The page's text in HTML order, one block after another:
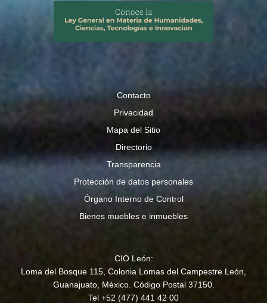
Contacto
Privacidad
Mapa del Sitio
Directorio
Transparencia
Protección de datos personales
Órgano Interno de Control
Bienes muebles e inmuebles
CIO León:
Loma del Bosque 115, Colonia Lomas del Campestre León,
Guanajuato, México. Código Postal 37150.
Tel +52 (477) 441 42 00